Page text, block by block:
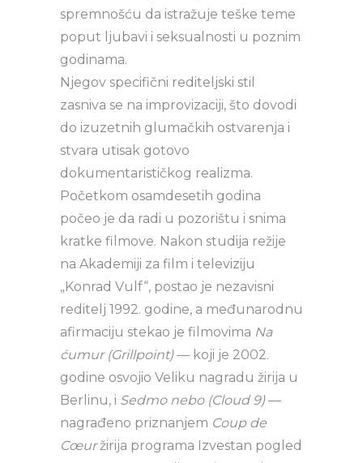
spremnošću da istražuje teške teme
poput ljubavi i seksualnosti u poznim
godinama.
Njegov specifični rediteljski stil
zasniva se na improvizaciji, što dovodi
do izuzetnih glumačkih ostvarenja i
stvara utisak gotovo
dokumentarističkog realizma.
Početkom osamdesetih godina
počeo je da radi u pozorištu i snima
kratke filmove. Nakon studija režije
na Akademiji za film i televiziju
„Konrad Vulf“, postao je nezavisni
reditelj 1992. godine, a međunarodnu
afirmaciju stekao je filmovima Na
ćumur (Grillpoint)— koji je 2002.
godine osvojio Veliku nagradu žirija u
Berlinu, i Sedmo nebo (Cloud 9)—
nagrađeno priznanjem Coup de
Cœuržirija programa Izvestan pogled